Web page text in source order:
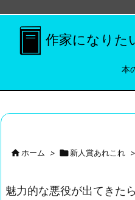
作家になりた
本
ホーム > 新人賞あれこれ >
魅力的な悪役が出てきた